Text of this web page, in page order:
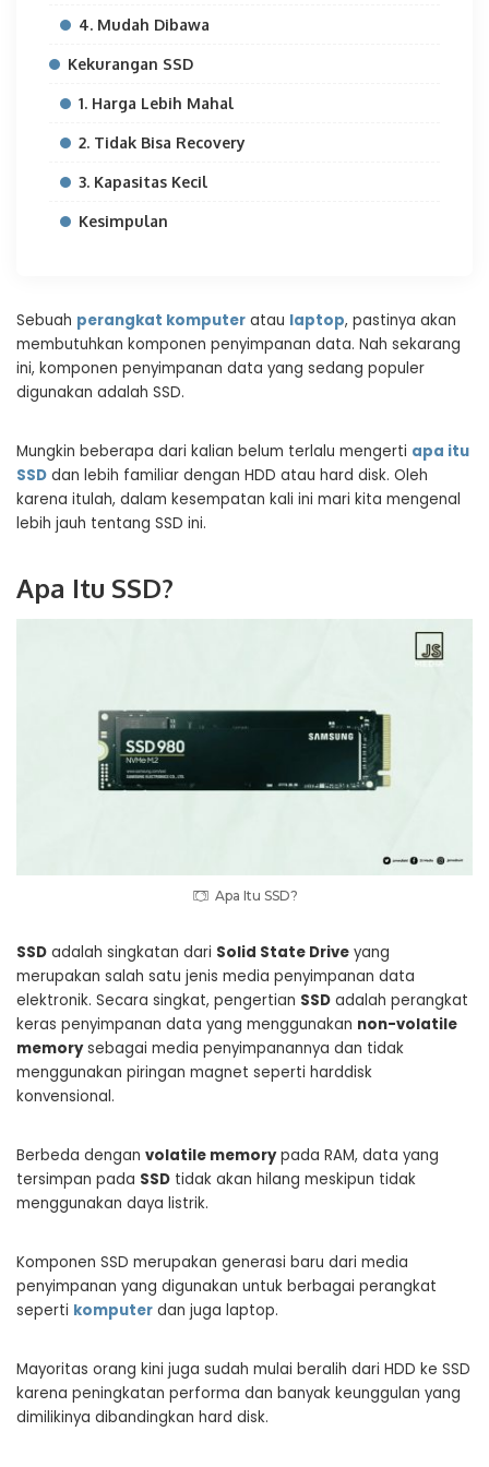
4. Mudah Dibawa
Kekurangan SSD
1. Harga Lebih Mahal
2. Tidak Bisa Recovery
3. Kapasitas Kecil
Kesimpulan
Sebuah perangkat komputer atau laptop, pastinya akan
membutuhkan komponen penyimpanan data. Nah sekarang
ini, komponen penyimpanan data yang sedang populer
digunakan adalah SSD.
Mungkin beberapa dari kalian belum terlalu mengerti apa itu
SSD dan lebih familiar dengan HDD atau hard disk. Oleh
karena itulah, dalam kesempatan kali ini mari kita mengenal
lebih jauh tentang SSD ini.
Apa Itu SSD?
Apa Itu SSD?
SSD adalah singkatan dari Solid State Drive yang
merupakan salah satu jenis media penyimpanan data
elektronik. Secara singkat, pengertian SSD adalah perangkat
keras penyimpanan data yang menggunakan non-volatile
memorysebagai media penyimpanannya dan tidak
menggunakan piringan magnet seperti harddisk
konvensional.
Berbeda dengan volatile memorypada RAM, data yang
tersimpan pada SSD tidak akan hilang meskipun tidak
menggunakan daya listrik.
Komponen SSD merupakan generasi baru dari media
penyimpanan yang digunakan untuk berbagai perangkat
seperti komputer dan juga laptop.
Mayoritas orang kini juga sudah mulai beralih dari HDD ke SSD
karena peningkatan performa dan banyak keunggulan yang
dimilikinya dibandingkan hard disk.